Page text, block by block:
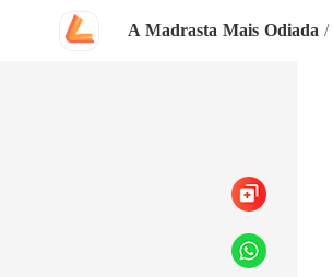
A Madrasta Mais Odiada /